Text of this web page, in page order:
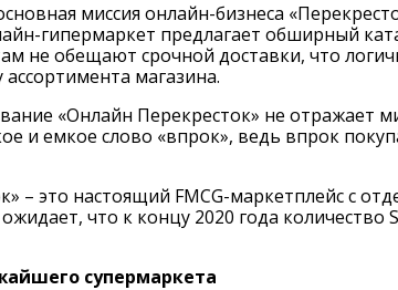
миссия онлайн-бизнеса
гипермаркет предлагает обширный
не обещают срочной доставки, что
магазина.
«Онлайн Перекресток» не отражает
и емкое слово «впрок», ведь впрок
– это настоящий FMCG-маркетплейс с
что к концу 2020 года количество
супермаркета